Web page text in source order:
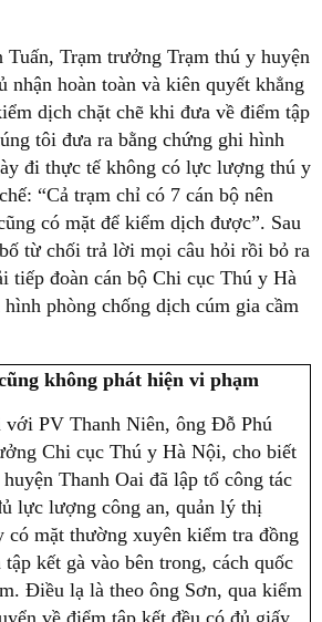
Tuấn, Trạm trưởng Trạm thú y huyện
nhận hoàn toàn và kiên quyết khẳng
dịch chặt chẽ khi đưa về điểm tập
tôi đưa ra bằng chứng ghi hình
đi thực tế không có lực lượng thú y
“Cả trạm chỉ có 7 cán bộ nên
có mặt để kiểm dịch được”. Sau
từ chối trả lời mọi câu hỏi rồi bỏ ra
tiếp đoàn cán bộ Chi cục Thú y Hà
phòng chống dịch cúm gia cầm
không phát hiện vi phạm
với PV Thanh Niên, ông Đỗ Phú
Chi cục Thú y Hà Nội, cho biết
Thanh Oai đã lập tổ công tác
lực lượng công an, quản lý thị
có mặt thường xuyên kiểm tra đồng
kết gà vào bên trong, cách quốc
Điều lạ là theo ông Sơn, qua kiểm
về điểm tập kết đều có đủ giấy